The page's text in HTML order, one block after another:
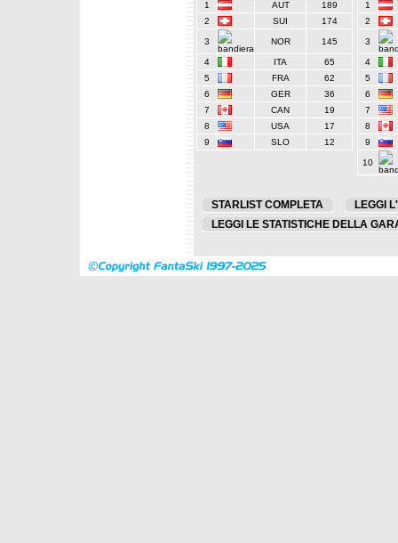
1
AUT
189
2
SUI 174
3 NOR 145
4 ITA
65
5
FRA
62
6
GER
36
7
CAN
19
8
USA
17
9
SLO 12
1
2
3
4
5
6
7
8
9
10
STARLIST COMPLETA
LEGGI
LEGGI LE STATISTICHE DELLA